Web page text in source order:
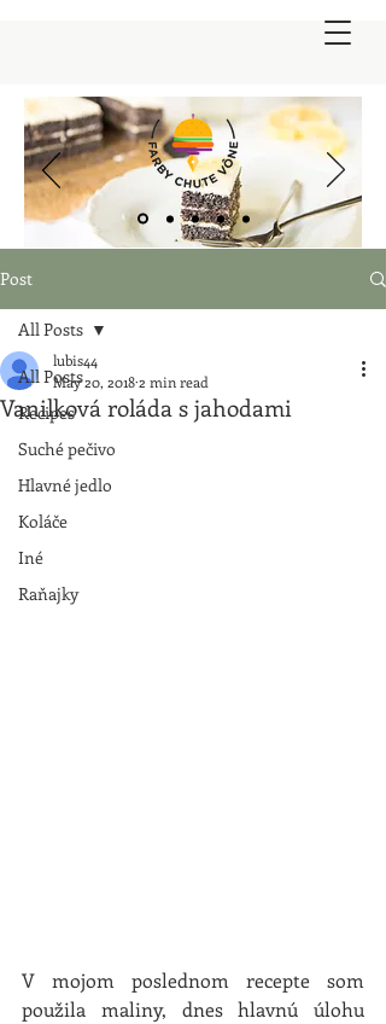
Post
All Posts
Recipes
Suché pečivo
Hlavné jedlo
Koláče
Iné
Raňajky
All Posts
Vanilková roláda s jahodami
lubis44
May 20, 20182 min read
V mojom poslednom recepte som
použila maliny, dnes hlavnú úlohu